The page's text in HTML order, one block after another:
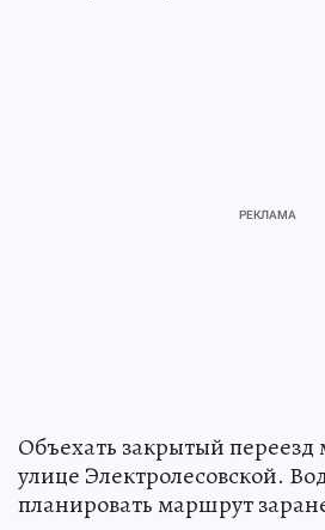
Объехать закрытый
улице Электролесовской.
планировать маршрут